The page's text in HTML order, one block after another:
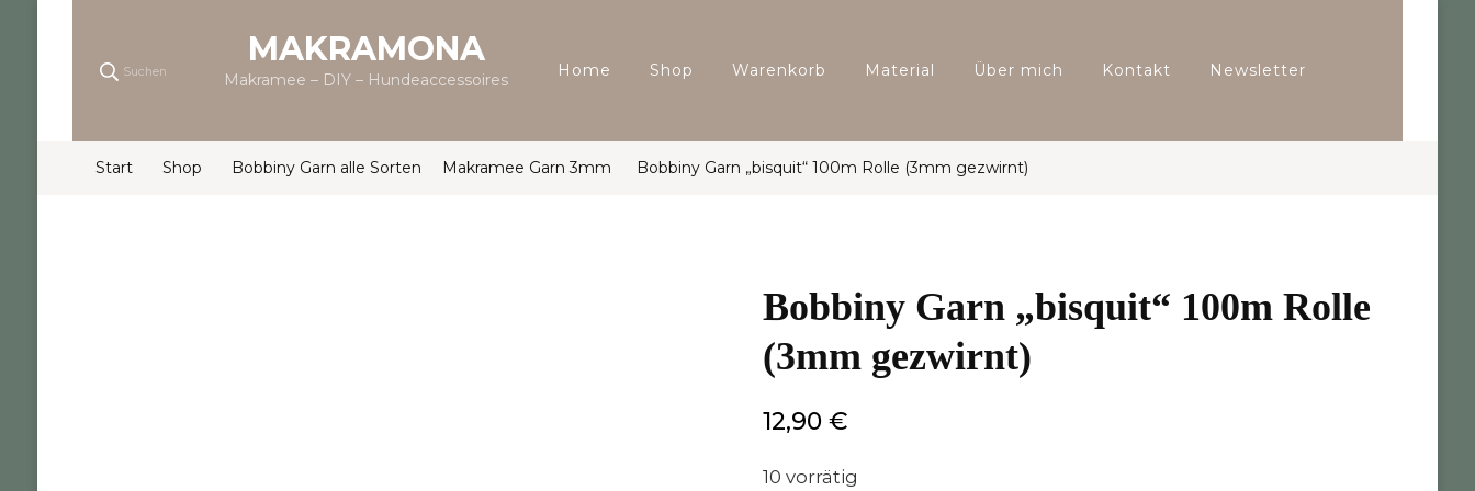
Suchen
MAKRAMONA
Makramee – DIY – Hundeaccessoires Home Shop Warenkorb Material Über mich Kontakt Newsletter
Start Shop Bobbiny Garn alle Sorten Makramee Garn 3mm Bobbiny Garn „bisquit“ 100m Rolle (3mm gezwirnt)
Bobbiny Garn „bisquit“ 100m Rolle
(3mm gezwirnt)
12,90€
10 vorrätig